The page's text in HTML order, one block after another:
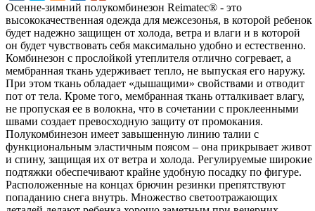
Осенне-зимний полукомбинезон Reimatec® - это
высококачественная одежда для межсезонья, в которой ребенок
будет надежно защищен от холода, ветра и влаги и в которой
он будет чувствовать себя максимально удобно и естественно.
Комбинезон с прослойкой утеплителя отлично согревает, а
мембранная ткань удерживает тепло, не выпуская его наружу.
При этом ткань обладает «дышащими» свойствами и отводит
пот от тела. Кроме того, мембранная ткань отталкивает влагу,
не пропуская ее в волокна, что в сочетании с проклеенными
швами создает превосходную защиту от промокания.
Полукомбинезон имеет завышенную линию талии с
функциональным эластичным поясом – она прикрывает живот
и спину, защищая их от ветра и холода. Регулируемые широкие
подтяжки обеспечивают крайне удобную посадку по фигуре.
Расположенные на концах брючин резинки препятствуют
попаданию снега внутрь. Множество светоотражающих